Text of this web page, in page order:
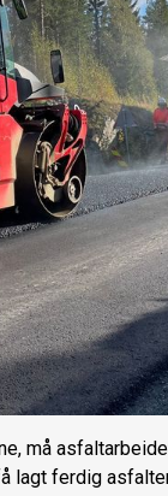
må
lagt ferdig